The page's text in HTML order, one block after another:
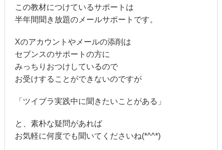
この教材につけているサポートは
半年間聞き放題のメールサポートです。
Xのアカウントやメールの添削は
セブンスのサポートの方に
みっちりおつけしているので
お受けすることができないのですが
「ツイブラ実践中に聞きたいことがある」
と、素朴な疑問があれば
お気軽に何度でも聞いてくださいね(*^^*)